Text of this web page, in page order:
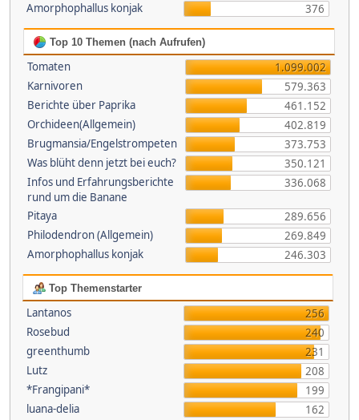
Amorphophallus konjak
376
Top 10 Themen (nach Aufrufen)
Tomaten
1.099.002
Karnivoren
579.363
Berichte über Paprika
461.152
Orchideen(Allgemein)
402.819
Brugmansia/Engelstrompeten
373.753
Was blüht denn jetzt bei euch?
350.121
Infos und Erfahrungsberichte
rund um die Banane
336.068
Pitaya
289.656
Philodendron (Allgemein)
269.849
Amorphophallus konjak
246.303
Top Themenstarter
Lantanos
256
Rosebud
240
greenthumb
231
Lutz
208
*Frangipani*
199
luana-delia
162